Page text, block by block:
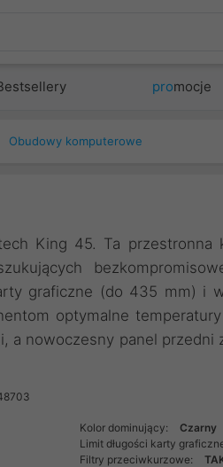
promocje
Obudowy komputerowe
King 45. Ta przestronna
graficzne (do 435 mm) i
optymalne
a nowoczesny panel przedni
Kolor dominujący:
Czarny
Limit długości karty
Filtry przeciwkurzowe: